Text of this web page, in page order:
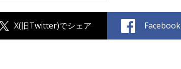
X(旧Twitter)でシェア